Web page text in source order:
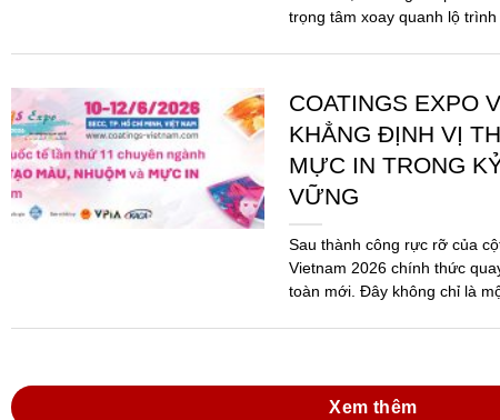
trọng tâm xoay quanh lộ
COATINGS EXPO
KHẲNG ĐỊNH VỊ
MỰC IN TRONG
VỮNG
Sau thành công rực rỡ của
Vietnam 2026 chính thức
toàn mới. Đây không chỉ là
Xem thêm